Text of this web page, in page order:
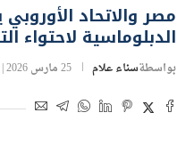
مصر والاتحاد
الدبلوماسية لاحتواء
بواسطةسناء علام 25 مارس 2026 | 12:42 م